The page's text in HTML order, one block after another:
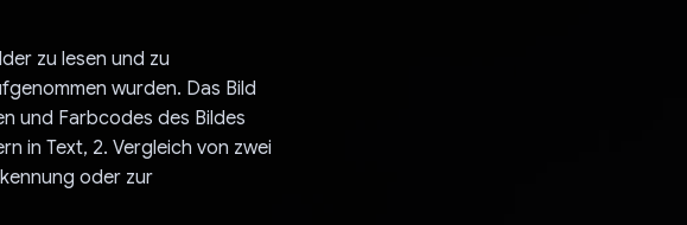
zu lesen und zu
wurden. Das Bild
und Farbcodes des Bildes
in Text, 2. Vergleich von zwei
oder zur